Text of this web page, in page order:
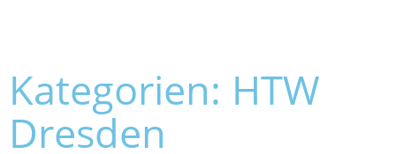
Kategorien: HTW
Dresden